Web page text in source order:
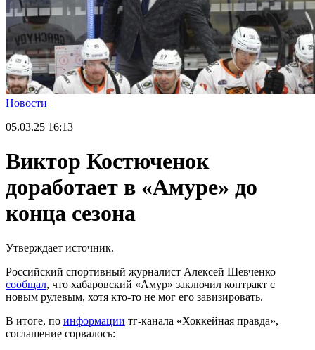
Новости
05.03.25 16:13
Виктор Костюченок
доработает в «Амуре» до
конца сезона
Утверждает источник.
Российский спортивный журналист Алексей Шевченко
сообщал, что хабаровский «Амур» заключил контракт с
новым рулевым, хотя кто-то не мог его завизировать.
В итоге, по информации тг-канала «Хоккейная правда»,
соглашение сорвалось: